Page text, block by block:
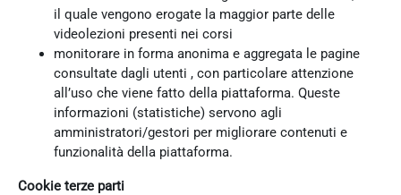
il quale vengono erogate la maggior parte delle
videolezioni presenti nei corsi
monitorare in forma anonima e aggregata le pagine
consultate dagli utenti , con particolare attenzione
all’uso che viene fatto della piattaforma. Queste
informazioni (statistiche) servono agli
amministratori/gestori per migliorare contenuti e
funzionalità della piattaforma.
Cookie terze parti